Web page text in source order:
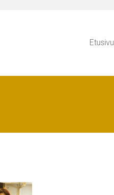
Etusivu